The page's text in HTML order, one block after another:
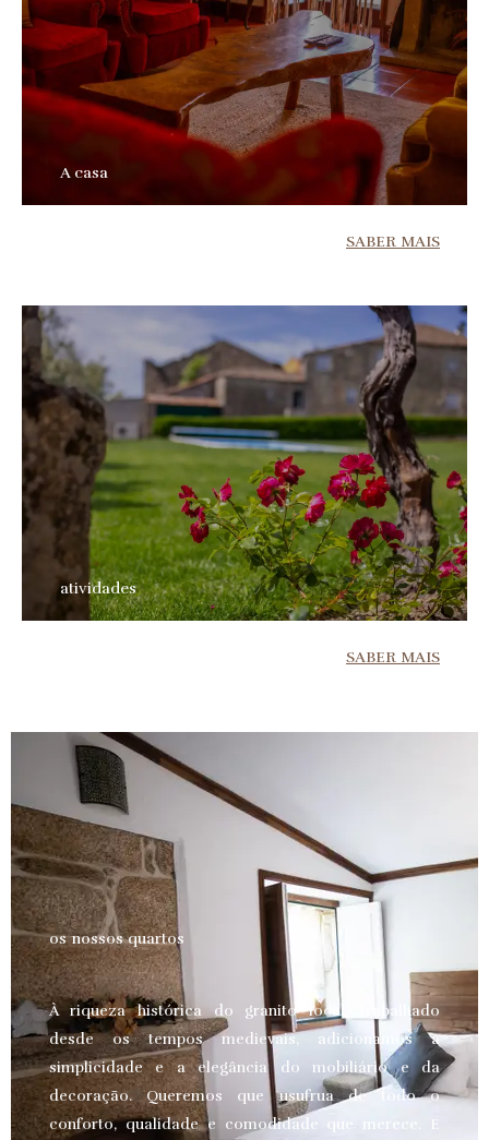
A casa
SABER MAIS
atividades
SABER MAIS
os nossos quartos
À riqueza histórica do granito local, trabalhado
desde os tempos medievais, adicionamos a
simplicidade e a elegância do mobiliário e da
decoração. Queremos que usufrua de todo o
conforto, qualidade e comodidade que merece.
E